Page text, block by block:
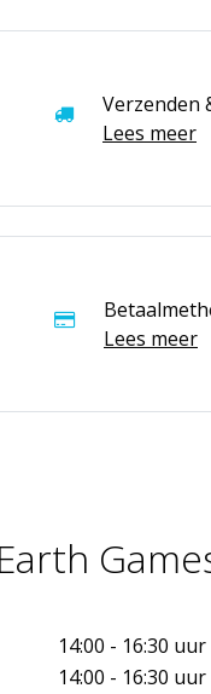
Verzenden
Lees meer
Lees meer
14:00 - 16:30 uur
14:00 - 16:30 uur